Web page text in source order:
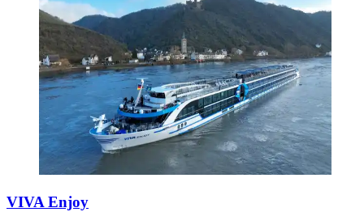
VIVA Enjoy